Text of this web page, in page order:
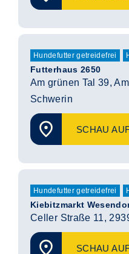
Hundefutter getreidefrei
Futterhaus 2650
Am grünen Tal 39,
Schwerin
SCHAU
Hundefutter getreidefrei
Kiebitzmarkt
Celler Straße 11,
SCHAU